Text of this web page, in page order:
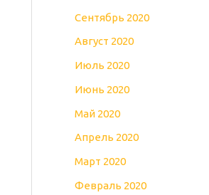
Сентябрь 2020
Август 2020
Июль 2020
Июнь 2020
Май 2020
Апрель 2020
Март 2020
Февраль 2020